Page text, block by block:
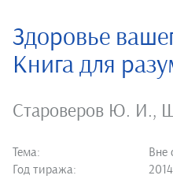
Здоровье
Книга для
Староверов Ю. И.,
Тема:
Вне
Год тиража:
2014